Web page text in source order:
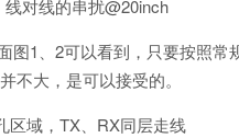
线对线的串扰@20inch
图1、2可以看到，只要按照
不大，是可以接受的。
区域，TX、RX同层走线